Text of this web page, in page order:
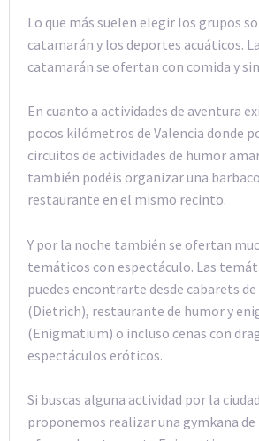
Lo que más suelen elegir los grupos
catamarán y los deportes acuáticos.
catamarán se ofertan con comida y
En cuanto a actividades de aventura
pocos kilómetros de Valencia donde
circuitos de actividades de humor
también podéis organizar una
restaurante en el mismo recinto.
Y por la noche también se ofertan
temáticos con espectáculo. Las
puedes encontrarte desde cabarets de
(Dietrich), restaurante de humor y
(Enigmatium) o incluso cenas con
espectáculos eróticos.
Si buscas alguna actividad por la
proponemos realizar una gymkana